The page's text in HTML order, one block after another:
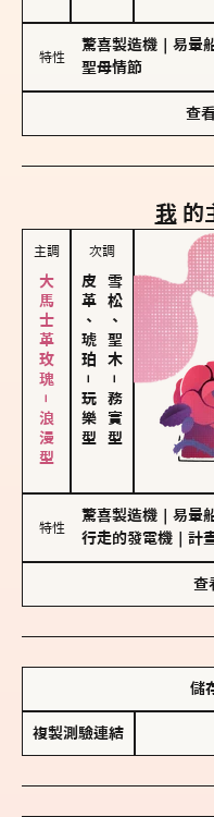
特性
驚喜製造機 易暈
聖母情節
查
我 的
主調
大馬士革玫瑰－浪漫型
次調
皮革、琥珀
－
玩樂型
雪松、聖木
－
務實型
特性
驚喜製造機 易暈
行走的發電機
計
查
儲
複製測驗連結